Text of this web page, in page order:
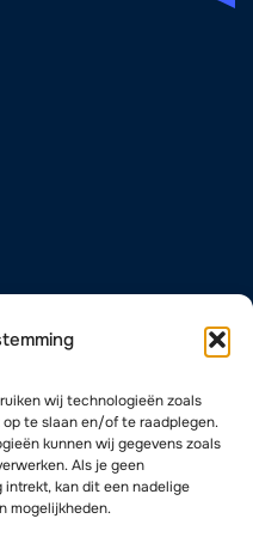
wij technologieën zoals
te slaan en/of te raadplegen.
kunnen wij gegevens zoals
Als je geen
kan dit een nadelige
mogelijkheden.